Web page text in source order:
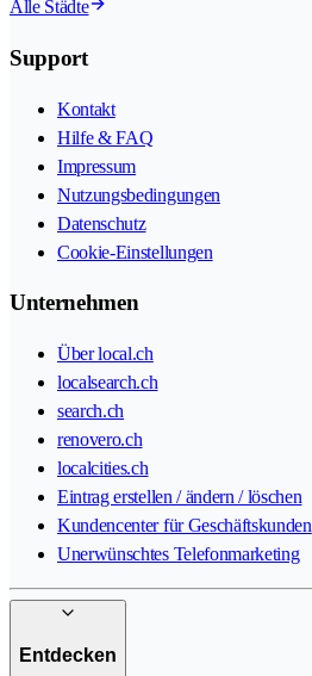
Alle Städte
Support
Kontakt
Hilfe & FAQ
Impressum
Nutzungsbedingungen
Datenschutz
Cookie-Einstellungen
Unternehmen
Über local.ch
localsearch.ch
search.ch
renovero.ch
localcities.ch
Eintrag erstellen / ändern / löschen
Kundencenter für Geschäftskunden
Unerwünschtes Telefonmarketing
Entdecken